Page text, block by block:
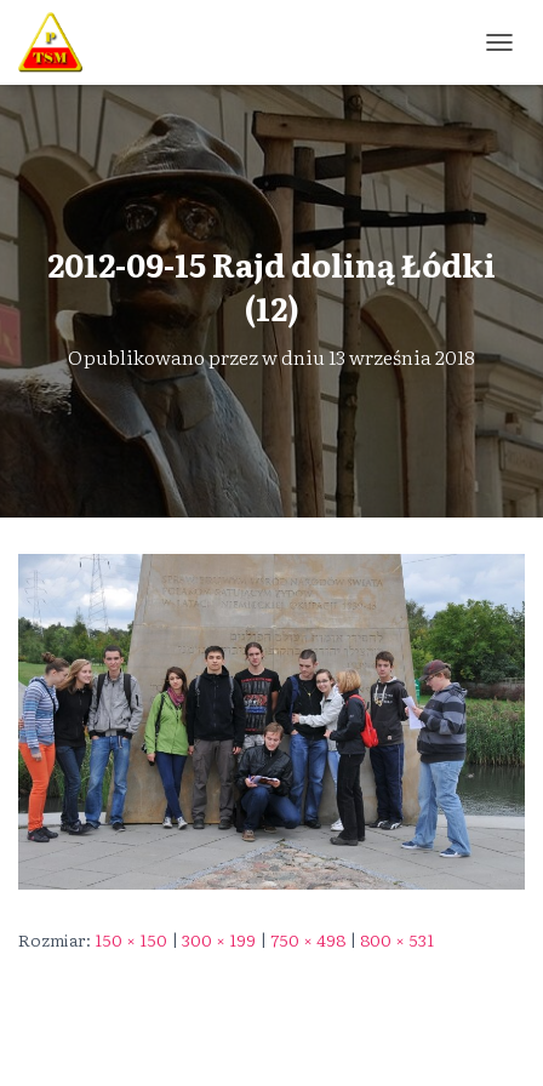
R
Z
Ł
Ą
C
W
G
A
C
J
Ę
2012-09-15 Rajd doliną Łódki
(12)
Opublikowano przezw dniu13 września 2018
Rozmiar: 150 × 150 | 300 × 199 | 750 × 498 | 800 × 531